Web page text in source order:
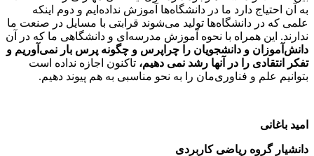
به آن احتیاج دارد ما در دانشگاه‌ها آموزش نداده‌ایم و دوم اینکه
علمی که در دانشگاه‌ها تولید می‌شوند قرابتی با مسایل در صنعت ما
ندارند. این همراه با نحوه آموزش مدرسه‌ای و دانشگاهی ما که در آن
دانش‌آموزان و دانشجویان را چراپرس و چگونه پرس بار نمی‌آوریم و
تفکر انتقادی را در آنها رشد نمی دهیم، تاکنون اجازه نداده است
بتوانیم علم و فناوری‌مان را به نحو مناسبی به هم پیوند دهیم.
امید باغانی
دانشیار گروه ریاضی کاربردی